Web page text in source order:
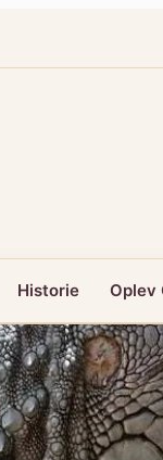
Historie Oplev